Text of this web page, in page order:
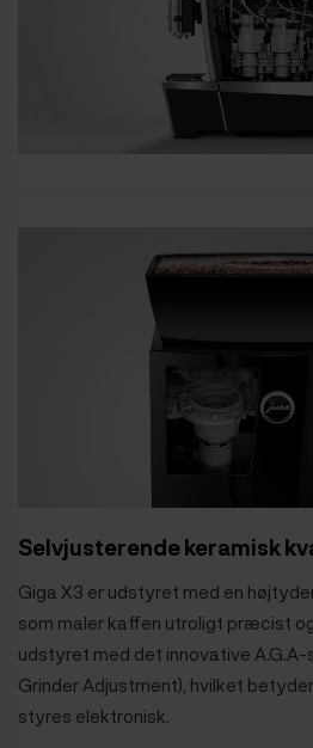
Selvjusterende keramisk
Giga X3 er udstyret med en
som maler kaffen utroligt præcist
udstyret med det innovative
Grinder Adjustment), hvilket
styres elektronisk.